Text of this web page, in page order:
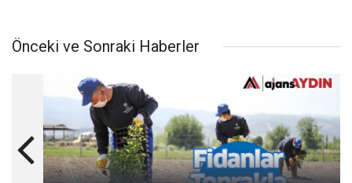
Önceki ve Sonraki Haberler